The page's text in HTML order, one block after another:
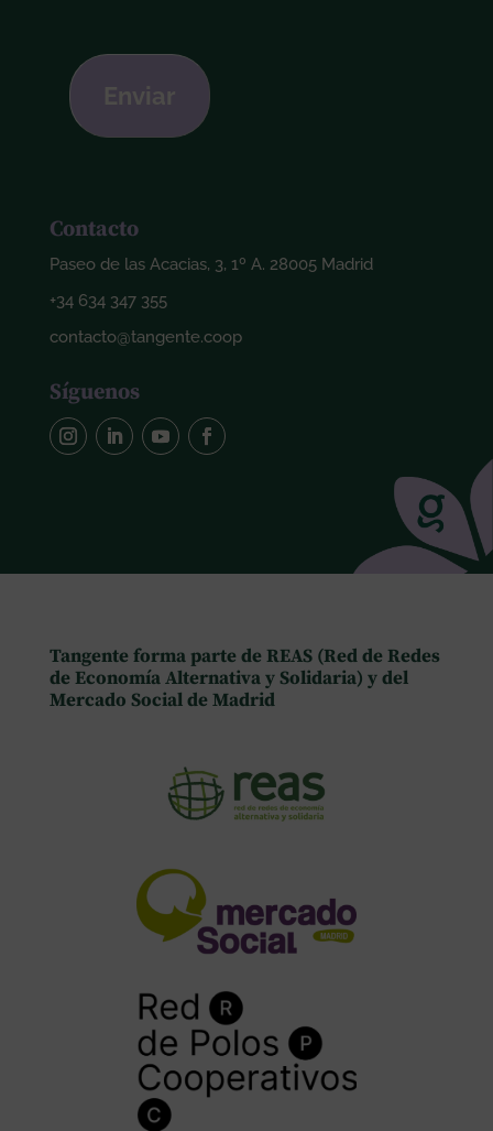
Contacto
Paseo de las Acacias, 3, 1º A. 28005 Madrid
+34 634 347 355
contacto@tangente.coop
Síguenos
Tangente forma parte de REAS (Red de Redes
de Economía Alternativa y Solidaria) y del
Mercado Social de Madrid